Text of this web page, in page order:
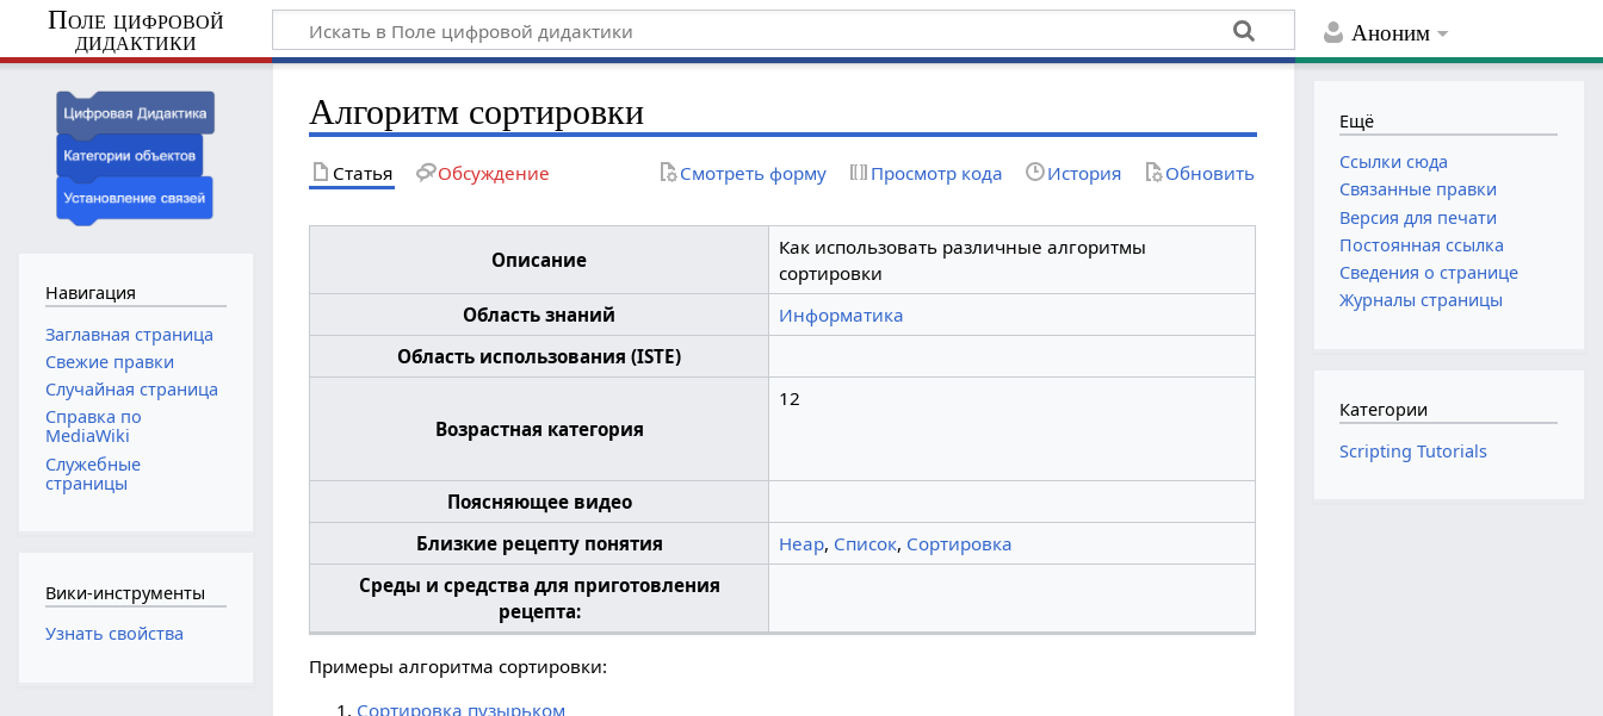
Аноним
Поле цифровой
дидактики
Алгоритм сортировки
Статья Обсуждение Смотреть форму Просмотр кода История Обновить
Описание
Как использовать различные алгоритмы
сортировки
Область знаний
Информатика
Область использования (ISTE)
Возрастная категория
12
Поясняющее видео
Близкие рецепту понятия
Heap, Список, Сортировка
Среды и средства для приготовления
рецепта:
Примеры алгоритма сортировки:
Сортировка пузырьком
Навигация
Заглавная страница
Свежие правки
Случайная страница
Справка по
MediaWiki
Служебные
страницы
Вики-инструменты
Узнать свойства
Ещё
Ссылки сюда
Связанные правки
Версия для печати
Постоянная ссылка
Сведения о странице
Журналы страницы
Категории
Scripting Tutorials